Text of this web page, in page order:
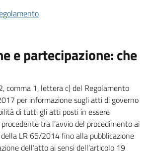
e partecipazione: che
comma 1, lettera c) del Regolamento
per informazione sugli atti di governo
di tutti gli atti posti in essere
tra l’avvio del procedimento ai
LR 65/2014 fino alla pubblicazione
dell’atto ai sensi dell’articolo 19